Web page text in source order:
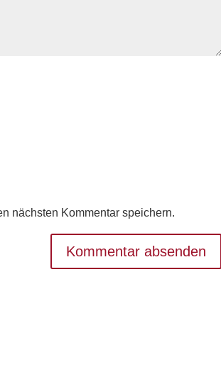
nächsten Kommentar speichern.